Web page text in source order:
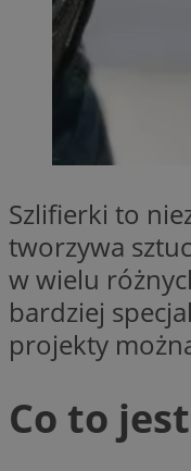
Szlifierki to
tworzywa
w wielu
bardziej
projekty
Co to